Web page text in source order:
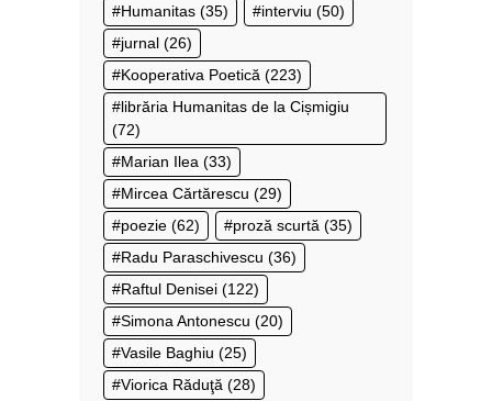
Humanitas (35) interviu (50)
jurnal (26)
Kooperativa Poetică (223)
librăria Humanitas de la Cișmigiu
(72)
Marian Ilea (33)
Mircea Cărtărescu (29)
poezie (62) proză scurtă (35)
Radu Paraschivescu (36)
Raftul Denisei (122)
Simona Antonescu (20)
Vasile Baghiu (25)
Viorica Răduţă (28)